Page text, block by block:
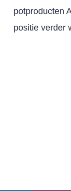
potproducten
positie verder